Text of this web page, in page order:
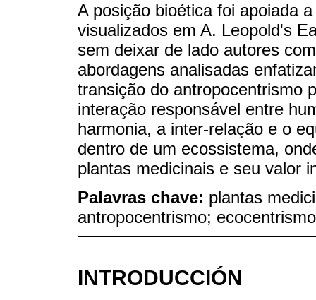
A posição bioética foi apoiada
visualizados em A. Leopold's
sem deixar de lado autores
abordagens analisadas
transição do antropocentrismo
interação responsável entre
harmonia, a inter-relação e o
dentro de um ecossistema,
plantas medicinais e seu valor
Palavras chave: plantas
antropocentrismo;
INTRODUCCIÓN